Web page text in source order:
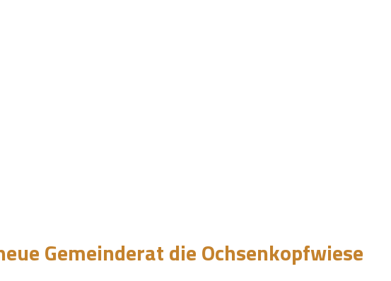
Gemeinderat die Ochsenkopfwiese